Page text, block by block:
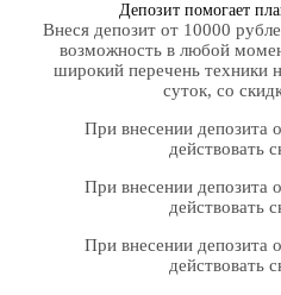
Депозит помогает
Внеся депозит от 10000
возможность в любой
широкий перечень техники
суток, со
При внесении депозита
действовать
При внесении депозита
действовать
При внесении депозита
действовать